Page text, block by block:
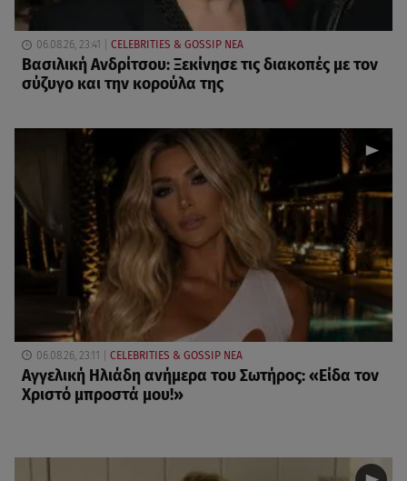
06.08.26, 23:41 CELEBRITIES & GOSSIP ΝΕΑ
Βασιλική Ανδρίτσου: Ξεκίνησε τις διακοπές με τον
σύζυγο και την κορούλα της
06.08.26, 23:11 CELEBRITIES & GOSSIP ΝΕΑ
Αγγελική Ηλιάδη ανήμερα του Σωτήρος: «Είδα τον
Χριστό μπροστά μου!»